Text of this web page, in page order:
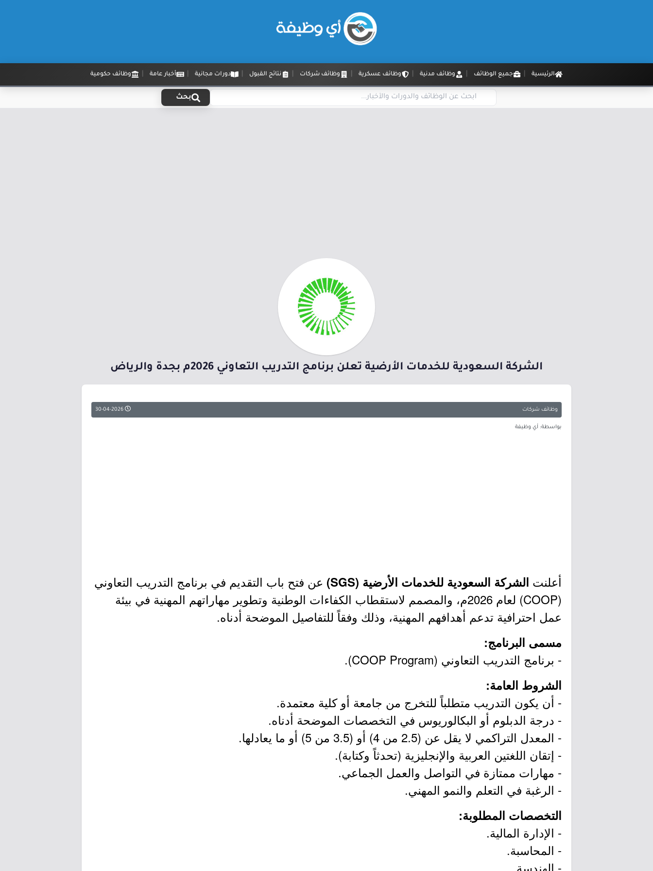
الرئيسية جميع الوظائف وظائف مدنية وظائف عسكرية وظائف شركات نتائج القبول دورات مجانية أخبار عامة وظائف حكومية
بحث
الشركة السعودية للخدمات الأرضية تعلن برنامج التدريب التعاوني 2026م بجدة والرياض
وظائف شركات
بواسطة: أي وظيفة
أعلنت الشركة السعودية للخدمات الأرضية (SGS)
عن فتح باب التقديم في برنامج التدريب التعاوني
(COOP) لعام 2026م، والمصمم لاستقطاب الكفاءات الوطنية وتطوير مهاراتهم المهنية في بيئة
عمل احترافية تدعم أهدافهم المهنية، وذلك وفقاً للتفاصيل الموضحة أدناه.
مسمى البرنامج:
- برنامج التدريب التعاوني (COOP Program).
الشروط العامة:
- أن يكون التدريب متطلباً للتخرج من جامعة أو كلية معتمدة.
- درجة الدبلوم أو البكالوريوس في التخصصات الموضحة أدناه.
- المعدل التراكمي لا يقل عن (2.5 من 4) أو (3.5 من 5) أو ما يعادلها.
- إتقان اللغتين العربية والإنجليزية (تحدثاً وكتابة).
- مهارات ممتازة في التواصل والعمل الجماعي.
- الرغبة في التعلم والنمو المهني.
التخصصات المطلوبة:
- الإدارة المالية.
- المحاسبة.
- الهندسة.